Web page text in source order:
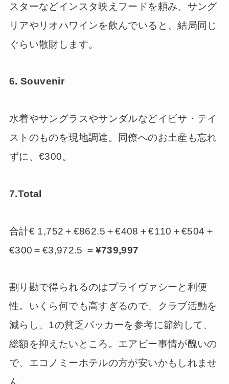
スターなどインスタ映えフードを頼み、サング
リアやリオハワインを飲んでいると、結局同じ
ぐらい散財します。
6. Souvenir
水着やサングラスやサンダルなどイビサ・テイ
ストのものを現地調達。同僚へのお土産も忘れ
ずに、€300。
7.Total
合計€ 1,752＋€862.5＋€408＋€110＋€504＋
€300＝€3,972.5 ＝ ¥739,997
割り勘で得られるのはプライヴァシーと利便
性。いくら何でも高すぎるので、クラブ活動を
減らし、1の貧乏パッカーを参考に節約して、
総額を抑えたいところ。エアビー事情が醜いの
で、エコノミーホテルの方が安いかもしれませ